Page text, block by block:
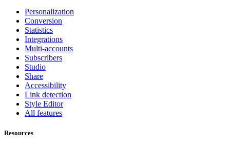
Personalization
Conversion
Statistics
Integrations
Multi-accounts
Subscribers
Studio
Share
Accessibility
Link detection
Style Editor
All features
Resources